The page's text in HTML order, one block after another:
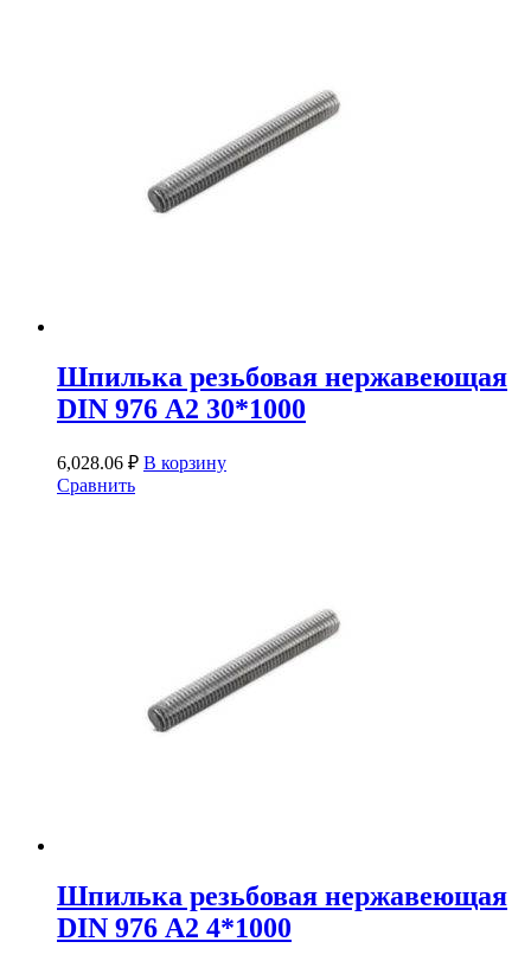
Шпилька резьбовая нержавеющая
DIN 976 А2 30*1000
6,028.06 ₽ В корзину
Сравнить
Шпилька резьбовая нержавеющая
DIN 976 А2 4*1000